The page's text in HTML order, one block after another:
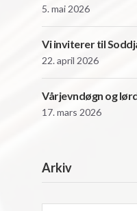
5. mai 2026
Vi inviterer til
22. april 2026
Vårjevndøgn og
17. mars 2026
Arkiv